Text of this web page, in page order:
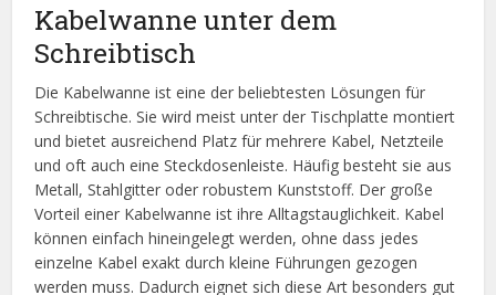
Kabelwanne unter dem
Schreibtisch
Die Kabelwanne ist eine der beliebtesten Lösungen für
Schreibtische. Sie wird meist unter der Tischplatte montiert
und bietet ausreichend Platz für mehrere Kabel, Netzteile
und oft auch eine Steckdosenleiste. Häufig besteht sie aus
Metall, Stahlgitter oder robustem Kunststoff. Der große
Vorteil einer Kabelwanne ist ihre Alltagstauglichkeit. Kabel
können einfach hineingelegt werden, ohne dass jedes
einzelne Kabel exakt durch kleine Führungen gezogen
werden muss. Dadurch eignet sich diese Art besonders gut